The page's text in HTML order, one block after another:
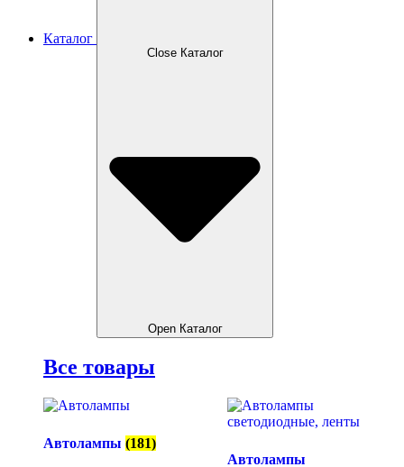
Каталог
Close Каталог
Open Каталог
Все товары
Автолампы (181)
Автолампы